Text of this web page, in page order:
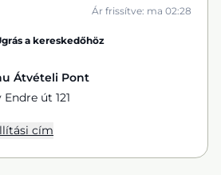
Ár frissítve: ma 02:28
a kereskedőhöz
Átvételi Pont
Endre út 121
cím